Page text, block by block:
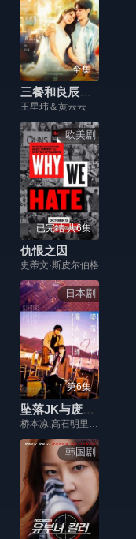
全集
三餐和良辰之雾散归栖时
王星玮＆黄云云
欧美剧
已完结 共6集
仇恨之因
史蒂文·斯皮尔伯格
日本剧
第6集
坠落JK与废人老师 第二课
桥本凉,高石明里,田村海琉,村上健志,小川暖奈,乐驱
韩国剧